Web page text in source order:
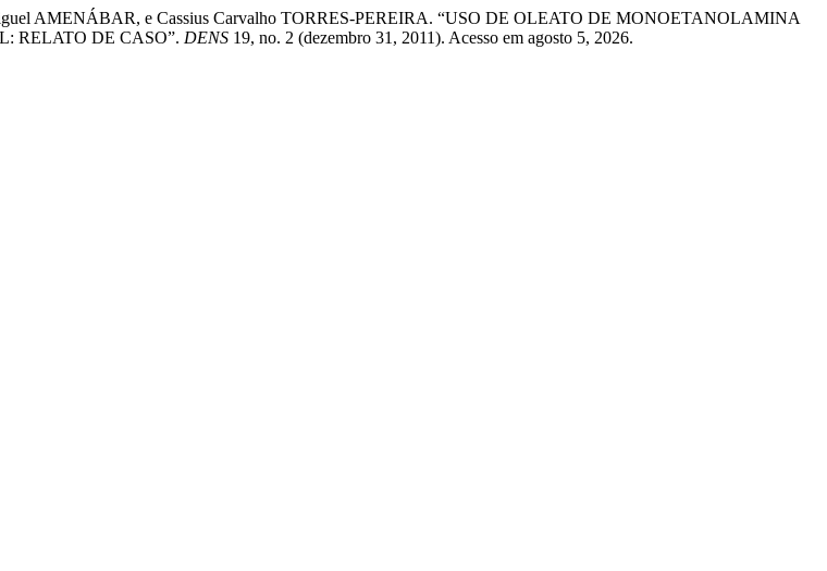
AMENÁBAR, e Cassius Carvalho TORRES-PEREIRA. “USO DE OLEATO DE MONOETANOLAMINA
RELATO DE CASO”. DENS 19, no. 2 (dezembro 31, 2011). Acesso em agosto 5, 2026.